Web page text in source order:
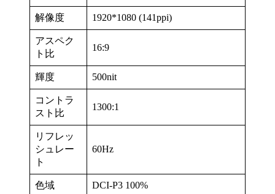
解像度 1920*1080 (141ppi)
アスペク
ト比
16:9
輝度 500nit
コントラ
スト比
1300:1
リフレッ
シュレー
ト
60Hz
色域 DCI-P3 100%